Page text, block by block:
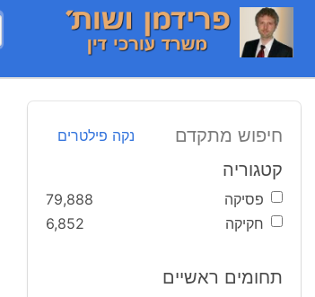
חיפוש מתקדם נקה פילטרים
קטגוריה
פסיקה
79,888
חקיקה
6,852
תחומים ראשיים